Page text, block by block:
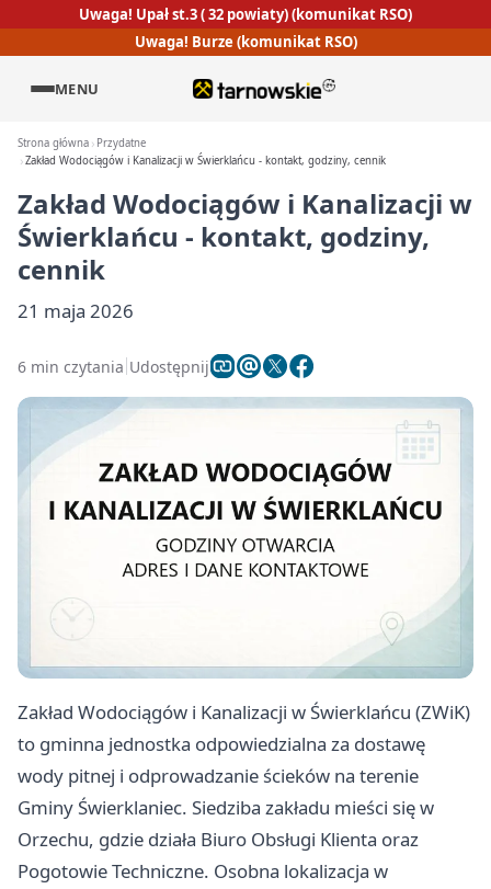
Uwaga! Upał st.3 ( 32 powiaty) (komunikat RSO)
Uwaga! Burze (komunikat RSO)
MENU
Strona główna
Przydatne
Zakład Wodociągów i Kanalizacji w Świerklańcu - kontakt, godziny, cennik
Zakład Wodociągów i Kanalizacji w
Świerklańcu - kontakt, godziny,
cennik
21 maja 2026
6 min czytania Udostępnij
Zakład Wodociągów i Kanalizacji w Świerklańcu (ZWiK)
to gminna jednostka odpowiedzialna za dostawę
wody pitnej i odprowadzanie ścieków na terenie
Gminy Świerklaniec. Siedziba zakładu mieści się w
Orzechu, gdzie działa Biuro Obsługi Klienta oraz
Pogotowie Techniczne. Osobna lokalizacja w